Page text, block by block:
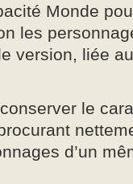
Monde
les
version, liée
le
d’un